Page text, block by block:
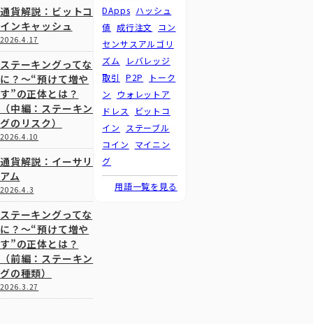
通貨解説：ビットコ
インキャッシュ
2026.4.17
ステーキングってな
に？～“預けて増や
す”の正体とは？
（中編：ステーキン
グのリスク）
2026.4.10
通貨解説：イーサリ
アム
2026.4.3
ステーキングってな
に？～“預けて増や
す”の正体とは？
（前編：ステーキン
グの種類）
2026.3.27
DApps ハッシュ
値 成行注文
コン
センサスアルゴリ
ズム
レバレッジ
取引
P2P
トーク
ン
ウォレットア
ドレス
ビットコ
イン
ステーブル
コイン
マイニン
グ
用語一覧を見る